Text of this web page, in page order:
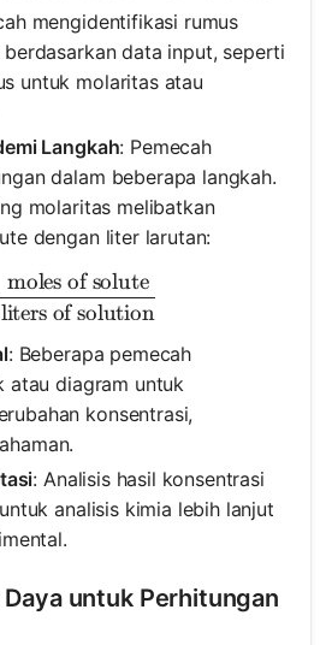
mengidentifikasi rumus
data input, seperti
untuk molaritas atau
Langkah: Pemecah
dalam beberapa langkah.
molaritas melibatkan
dengan liter larutan:
M = \frac{\text{moles of
liters of solution
moles of solute
: Beberapa pemecah
atau diagram untuk
konsentrasi,
: Analisis hasil konsentrasi
analisis kimia lebih lanjut
untuk Perhitungan